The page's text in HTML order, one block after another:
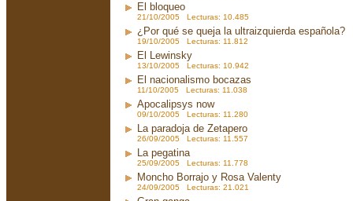
El bloqueo
21/10/2005 Lecturas: 10.485
¿Por qué se queja la ultraizquierda española?
19/10/2005 Lecturas: 11.812
El Lewinsky
13/10/2005 Lecturas: 10.942
El nacionalismo bocazas
11/10/2005 Lecturas: 11.038
Apocalipsys now
09/10/2005 Lecturas: 11.280
La paradoja de Zetapero
26/09/2005 Lecturas: 11.557
La pegatina
25/09/2005 Lecturas: 11.778
Moncho Borrajo y Rosa Valenty
24/09/2005 Lecturas: 21.021